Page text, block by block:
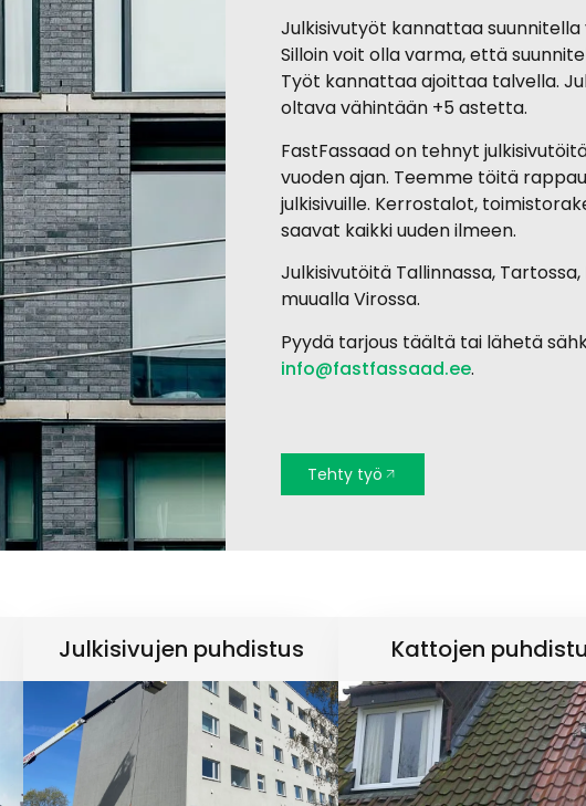
Julkisivutyöt kannattaa suunnitella
Silloin voit olla varma, että
Työt kannattaa ajoittaa talvella.
oltava vähintään +5 astetta.
FastFassaad on tehnyt
vuoden ajan. Teemme töitä
julkisivuille. Kerrostalot,
saavat kaikki uuden ilmeen.
Julkisivutöitä Tallinnassa,
muualla Virossa.
Pyydä tarjous täältä tai lähetä
info@fastfassaad.ee.
Tehty työ
Julkisivujen puhdistus Kattojen